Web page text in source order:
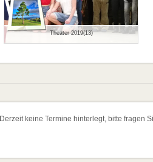
Theater 2019(13)
Derzeit keine Termine hinterlegt, bitte fragen